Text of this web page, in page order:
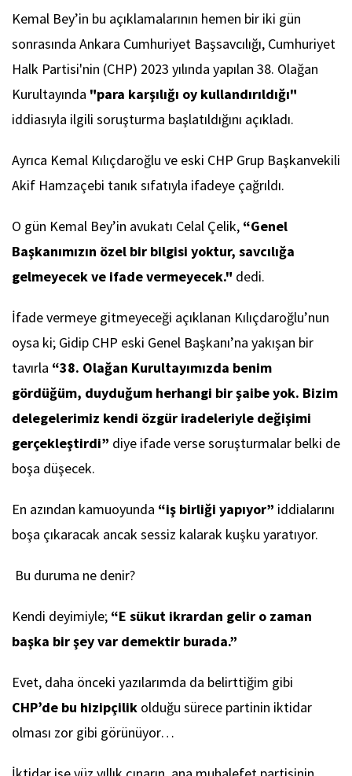
Kemal Bey’in bu açıklamalarının hemen bir iki gün
sonrasında Ankara Cumhuriyet Başsavcılığı, Cumhuriyet
Halk Partisi'nin (CHP) 2023 yılında yapılan 38. Olağan
Kurultayında "para karşılığı oy kullandırıldığı"
iddiasıyla ilgili soruşturma başlatıldığını açıkladı.
Ayrıca Kemal Kılıçdaroğlu ve eski CHP Grup Başkanvekili
Akif Hamzaçebi tanık sıfatıyla ifadeye çağrıldı.
O gün Kemal Bey’in avukatı Celal Çelik, “Genel
Başkanımızın özel bir bilgisi yoktur, savcılığa
gelmeyecek ve ifade vermeyecek." dedi.
İfade vermeye gitmeyeceği açıklanan Kılıçdaroğlu’nun
oysa ki; Gidip CHP eski Genel Başkanı’na yakışan bir
tavırla “38. Olağan Kurultayımızda benim
gördüğüm, duyduğum herhangi bir şaibe yok. Bizim
delegelerimiz kendi özgür iradeleriyle değişimi
gerçekleştirdi” diye ifade verse soruşturmalar belki de
boşa düşecek.
En azından kamuoyunda “iş birliği yapıyor” iddialarını
boşa çıkaracak ancak sessiz kalarak kuşku yaratıyor.
Bu duruma ne denir?
Kendi deyimiyle; “E sükut ikrardan gelir o zaman
başka bir şey var demektir burada.”
Evet, daha önceki yazılarımda da belirttiğim gibi
CHP’de bu hizipçilik olduğu sürece partinin iktidar
olması zor gibi görünüyor…